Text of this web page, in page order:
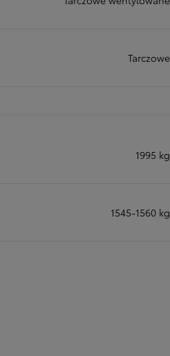
Tarczowe
1995 kg
1545-1560 kg